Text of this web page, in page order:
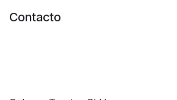
Contacto